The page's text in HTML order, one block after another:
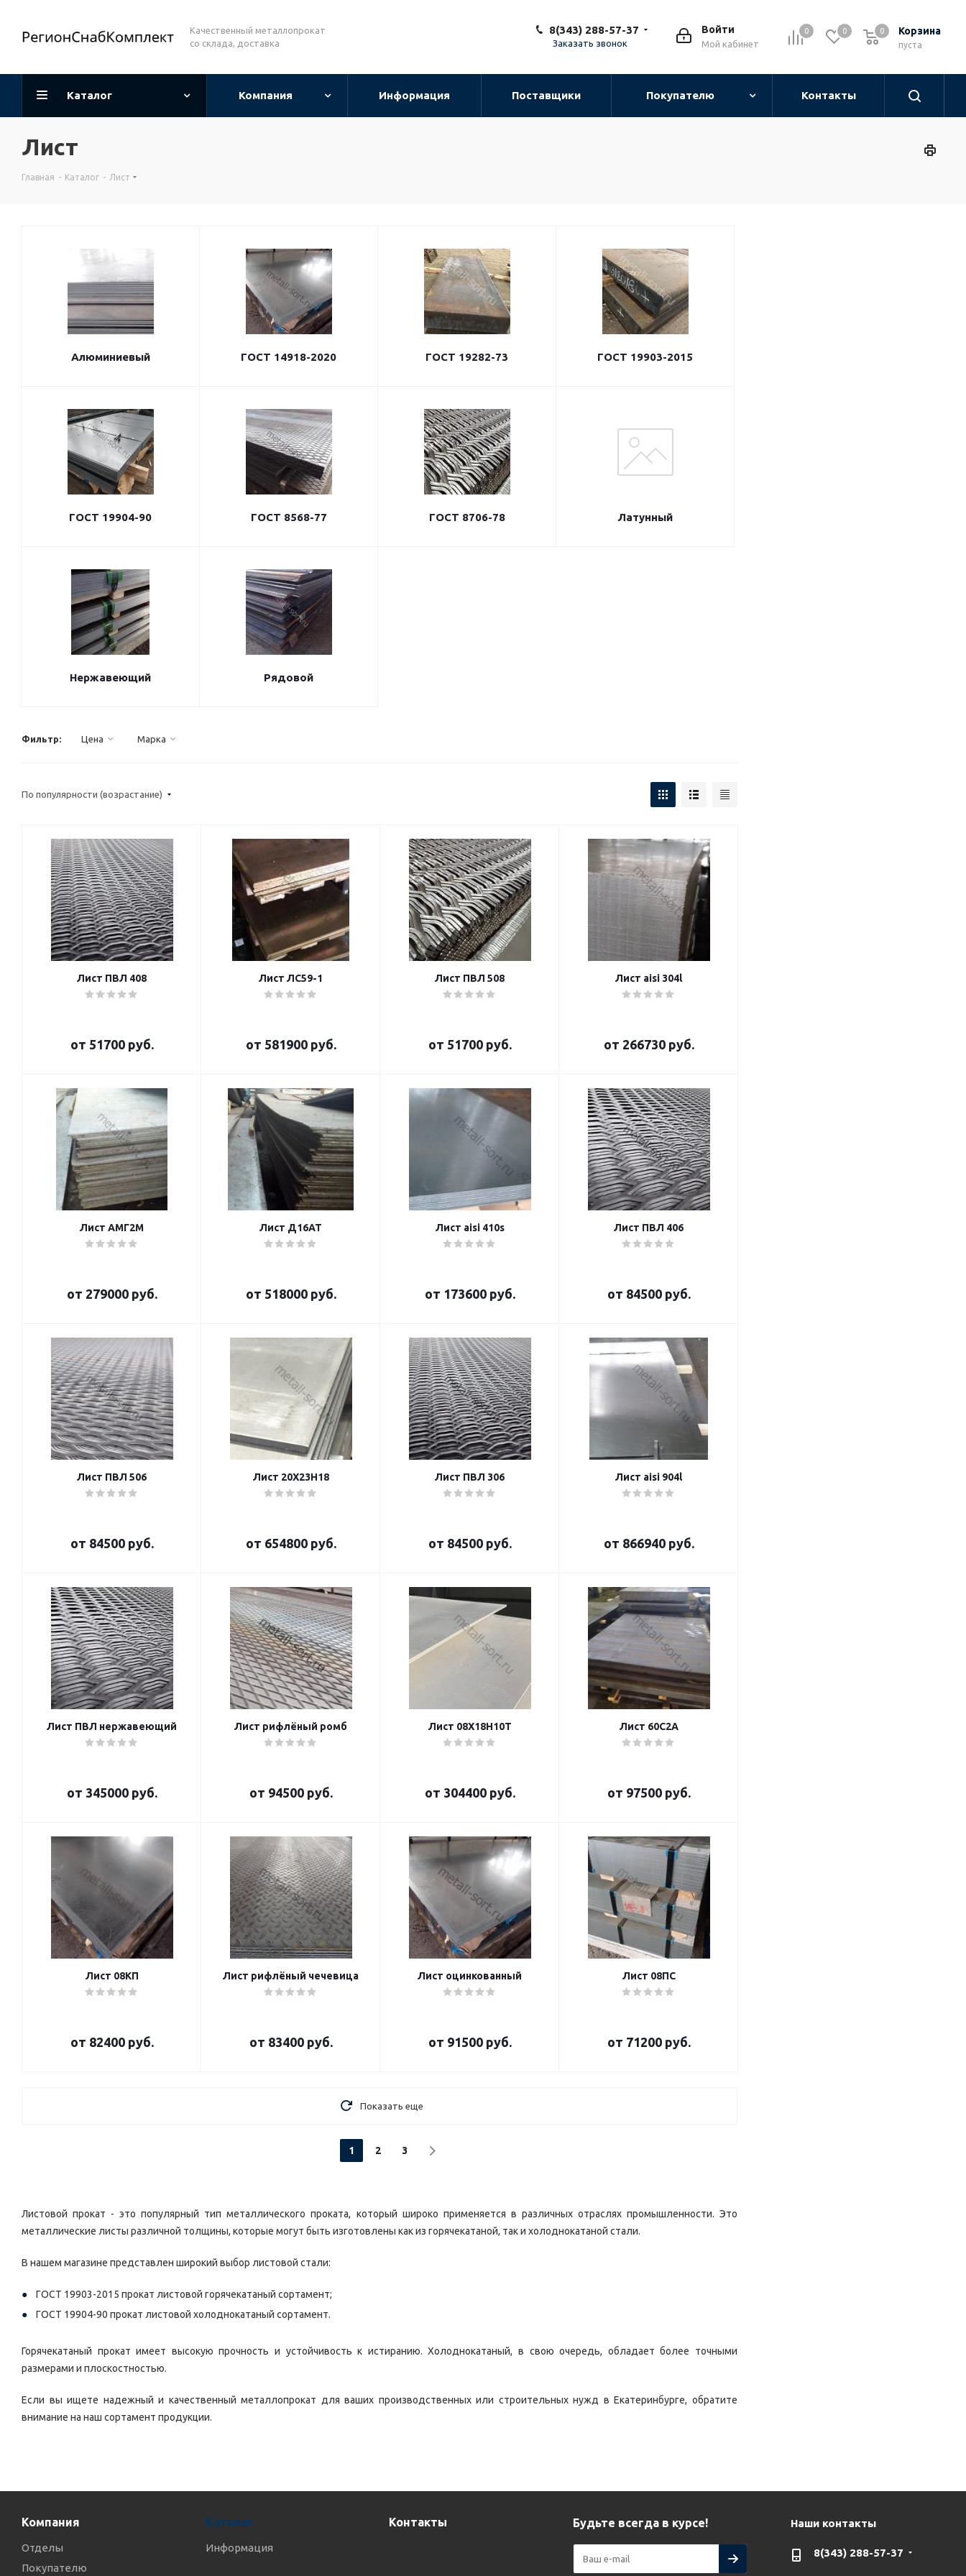
Качественный металлопрокат
со склада, доставка
0 0 Корзина
0
пуста
0
Войти
Мой кабинет
8(343) 288-57-37
Заказать звонок
Каталог Компания Информация Поставщики Покупателю Контакты
Лист
Главная - Каталог - Лист
Алюминиевый ГОСТ 14918-2020 ГОСТ 19282-73 ГОСТ 19903-2015
ГОСТ 19904-90 ГОСТ 8568-77 ГОСТ 8706-78 Латунный
Нержавеющий Рядовой
Фильтр: Цена Марка
По популярности (возрастание)
Лист ПВЛ 408
от 51700 руб.
Лист ЛС59-1
от 581900 руб.
Лист ПВЛ 508
от 51700 руб.
Лист aisi 304l
от 266730 руб.
Лист АМГ2М
от 279000 руб.
Лист Д16АТ
от 518000 руб.
Лист aisi 410s
от 173600 руб.
Лист ПВЛ 406
от 84500 руб.
Лист ПВЛ 506
от 84500 руб.
Лист 20Х23Н18
от 654800 руб.
Лист ПВЛ 306
от 84500 руб.
Лист aisi 904l
от 866940 руб.
Лист ПВЛ нержавеющий
от 345000 руб.
Лист рифлёный ромб
от 94500 руб.
Лист 08Х18Н10Т
от 304400 руб.
Лист 60С2А
от 97500 руб.
Лист 08КП
от 82400 руб.
Лист рифлёный чечевица
от 83400 руб.
Лист оцинкованный
от 91500 руб.
Лист 08ПС
от 71200 руб.
Показать еще
1 2 3
Листовой прокат - это популярный тип металлического проката, который широко применяется в различных отраслях промышленности. Это
металлические листы различной толщины, которые могут быть изготовлены как из горячекатаной, так и холоднокатаной стали.
В нашем магазине представлен широкий выбор листовой стали:
ГОСТ 19903-2015 прокат листовой горячекатаный сортамент;
ГОСТ 19904-90 прокат листовой холоднокатаный сортамент.
Горячекатаный прокат имеет высокую прочность и устойчивость к истиранию. Холоднокатаный, в свою очередь, обладает более точными
размерами и плоскостностью.
Если вы ищете надежный и качественный металлопрокат для ваших производственных или строительных нужд в Екатеринбурге, обратите
внимание на наш сортамент продукции.
Компания
Отделы
Покупателю
Каталог
Информация
Контакты Будьте всегда в курсе! Наши контакты
8(343) 288-57-37